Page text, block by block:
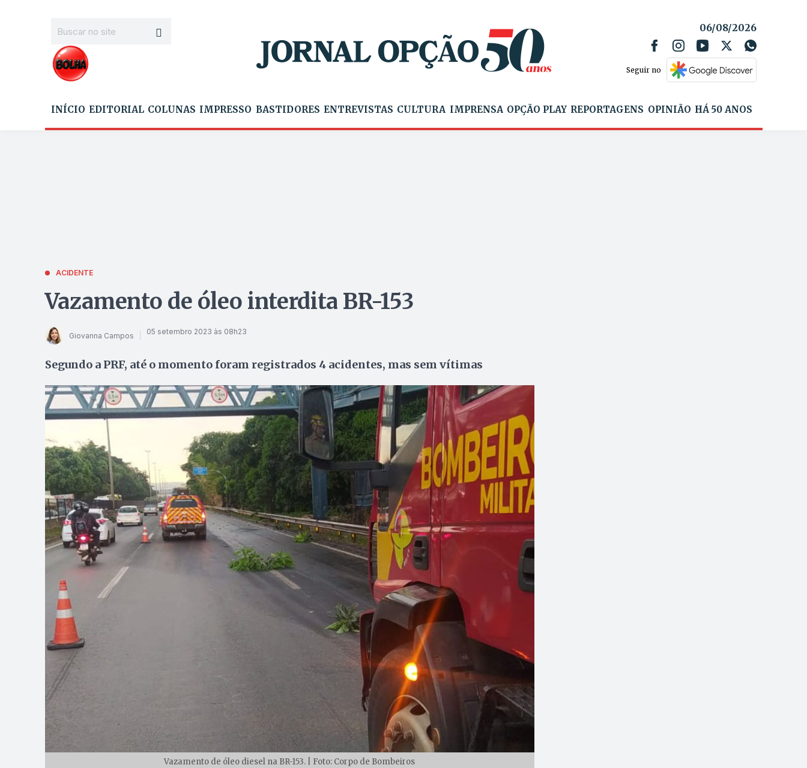
06/08/2026
Seguir no
INÍCIO EDITORIAL COLUNAS IMPRESSO BASTIDORES ENTREVISTAS CULTURA IMPRENSA OPÇÃO PLAY REPORTAGENS OPINIÃO HÁ 50 ANOS
ACIDENTE
Vazamento de óleo interdita BR-153
Giovanna Campos 05 setembro 2023 às 08h23
Segundo a PRF, até o momento foram registrados 4 acidentes, mas sem vítimas
Vazamento de óleo diesel na BR-153. | Foto: Corpo de Bombeiros